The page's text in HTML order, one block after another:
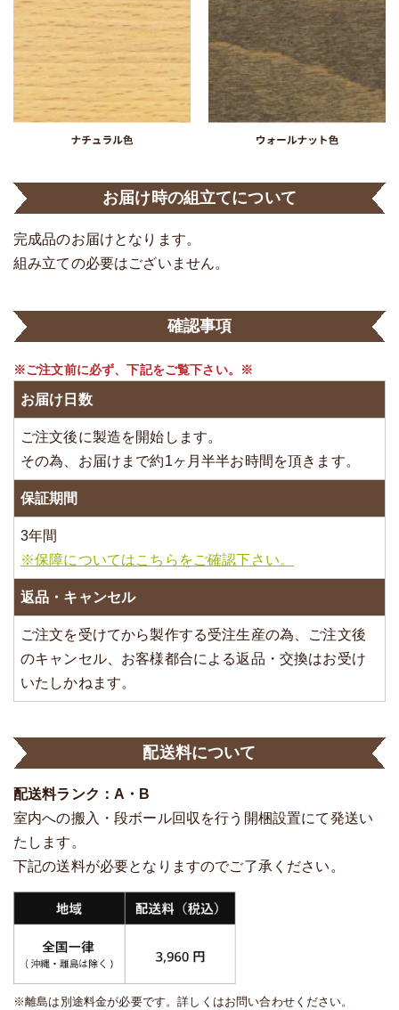
お届け時の組立てについて
完成品のお届けとなります。
組み立ての必要はございません。
確認事項
※ご注文前に必ず、下記をご覧下さい。※
お届け日数
ご注文後に製造を開始します。
その為、お届けまで約1ヶ月半半お時間を頂きます。
保証期間
3年間
※保障についてはこちらをご確認下さい。
返品・キャンセル
ご注文を受けてから製作する受注生産の為、ご注文後
のキャンセル、お客様都合による返品・交換はお受け
いたしかねます。
配送料について
配送料ランク：A・B
室内への搬入・段ボール回収を行う開梱設置にて発送い
たします。
下記の送料が必要となりますのでご了承ください。
※離島は別途料金が必要です。詳しくはお問い合わせください。